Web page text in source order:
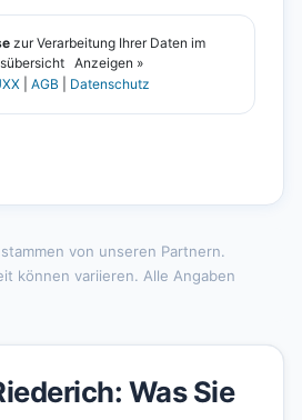
von unseren Partnern.
können variieren. Alle Angaben
Was Sie